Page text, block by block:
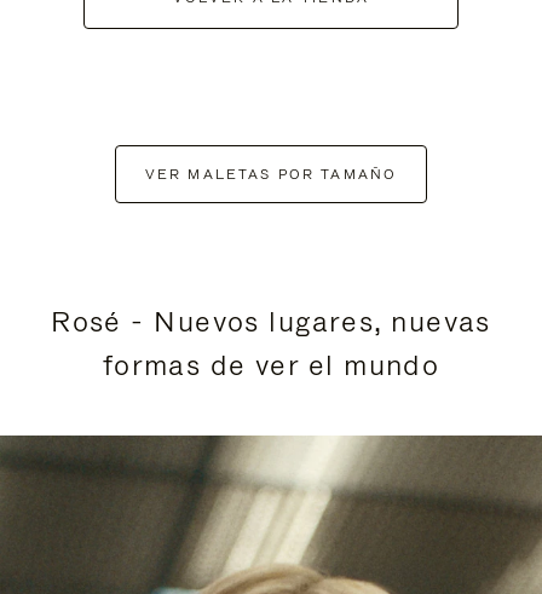
VER MALETAS POR TAMAÑO
Rosé - Nuevos lugares, nuevas
formas de ver el mundo